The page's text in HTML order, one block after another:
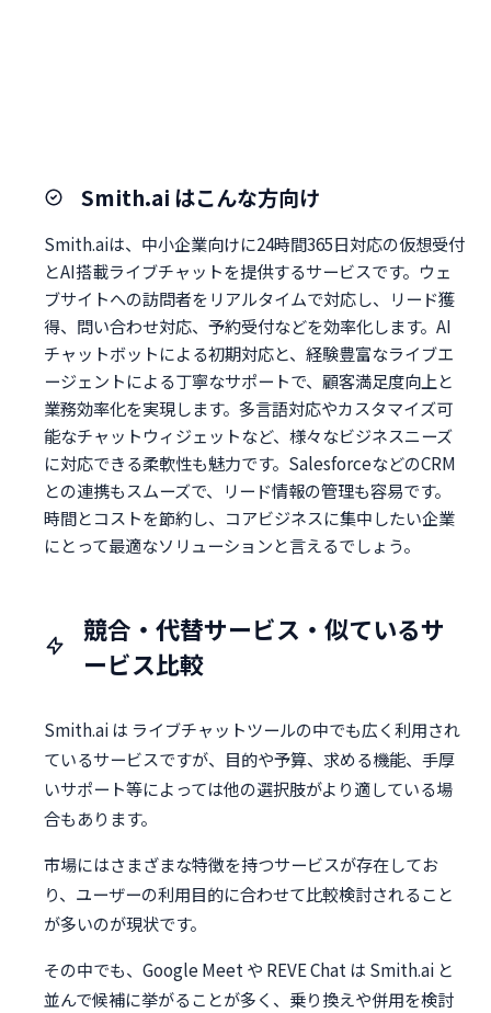
Smith.ai はこんな方向け
Smith.aiは、中小企業向けに24時間365日対応の仮想受付
とAI搭載ライブチャットを提供するサービスです。ウェ
ブサイトへの訪問者をリアルタイムで対応し、リード獲
得、問い合わせ対応、予約受付などを効率化します。AI
チャットボットによる初期対応と、経験豊富なライブエ
ージェントによる丁寧なサポートで、顧客満足度向上と
業務効率化を実現します。多言語対応やカスタマイズ可
能なチャットウィジェットなど、様々なビジネスニーズ
に対応できる柔軟性も魅力です。SalesforceなどのCRM
との連携もスムーズで、リード情報の管理も容易です。
時間とコストを節約し、コアビジネスに集中したい企業
にとって最適なソリューションと言えるでしょう。
競合・代替サービス・似ているサ
ービス比較
Smith.ai は ライブチャットツールの中でも広く利用され
ているサービスですが、目的や予算、求める機能、手厚
いサポート等によっては他の選択肢がより適している場
合もあります。
市場にはさまざまな特徴を持つサービスが存在してお
り、ユーザーの利用目的に合わせて比較検討されること
が多いのが現状です。
その中でも、Google Meet や REVE Chat は Smith.ai と
並んで候補に挙がることが多く、乗り換えや併用を検討